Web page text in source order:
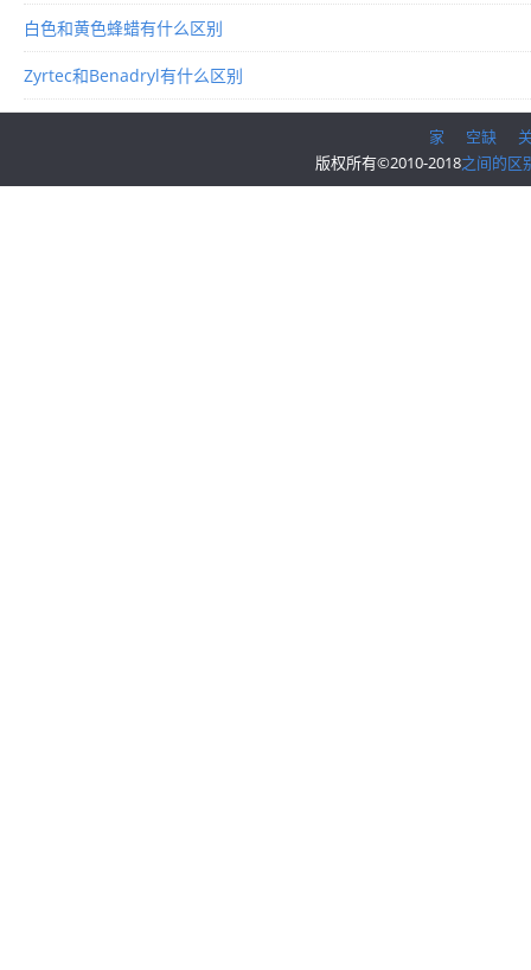
白色和黄色蜂蜡有什么区别
Zyrtec和Benadryl有什么区别
家 空缺
版权所有©2010-2018之间的区